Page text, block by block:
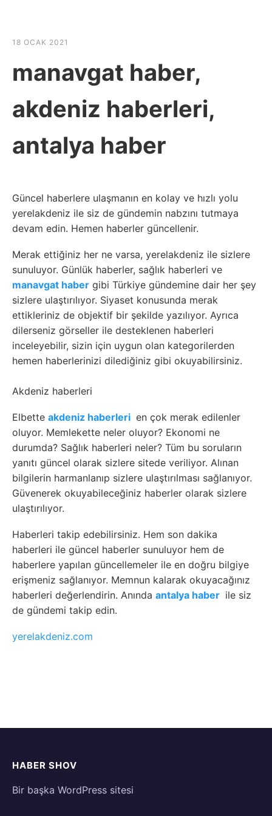
18 OCAK 2021
manavgat haber,
akdeniz haberleri,
antalya haber
Güncel haberlere ulaşmanın en kolay ve hızlı yolu
yerelakdeniz ile siz de gündemin nabzını tutmaya
devam edin. Hemen haberler güncellenir.
Merak ettiğiniz her ne varsa, yerelakdeniz ile sizlere
sunuluyor. Günlük haberler, sağlık haberleri ve
manavgat haber gibi Türkiye gündemine dair her şey
sizlere ulaştırılıyor. Siyaset konusunda merak
ettikleriniz de objektif bir şekilde yazılıyor. Ayrıca
dilerseniz görseller ile desteklenen haberleri
inceleyebilir, sizin için uygun olan kategorilerden
hemen haberlerinizi dilediğiniz gibi okuyabilirsiniz.
Akdeniz haberleri
Elbette akdeniz haberleri en çok merak edilenler
oluyor. Memlekette neler oluyor? Ekonomi ne
durumda? Sağlık haberleri neler? Tüm bu soruların
yanıtı güncel olarak sizlere sitede veriliyor. Alınan
bilgilerin harmanlanıp sizlere ulaştırılması sağlanıyor.
Güvenerek okuyabileceğiniz haberler olarak sizlere
ulaştırılıyor.
Haberleri takip edebilirsiniz. Hem son dakika
haberleri ile güncel haberler sunuluyor hem de
haberlere yapılan güncellemeler ile en doğru bilgiye
erişmeniz sağlanıyor. Memnun kalarak okuyacağınız
haberleri değerlendirin. Anında antalya haber ile siz
de gündemi takip edin.
yerelakdeniz.com
HABER SHOV
Bir başka WordPress sitesi